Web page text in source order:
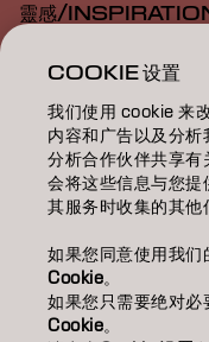
靈感/
教育/EDUCATION
關於我們/ABOUT
成為合作夥伴
聯絡我們
ImprintPrivacy Policy
COOKIE 设置
我们使用 cookie 来
内容和广告以及分
分析合作伙伴共享
会将这些信息与您
其服务时收集的其他
如果您同意使用我
Cookie。
如果您只需要绝对
Cookie。